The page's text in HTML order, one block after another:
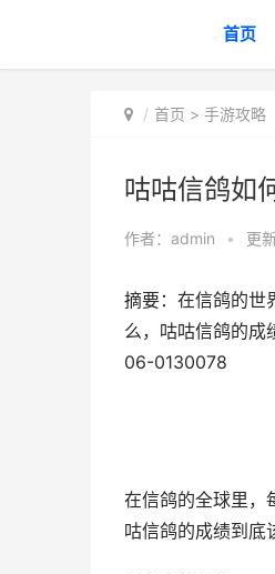
首页
首页 > 手游攻略
咕咕信鸽如
作者： admin • 更
摘要：在信鸽的世
么，咕咕信鸽的成
06-0130078
在信鸽的全球里，
咕信鸽的成绩到底